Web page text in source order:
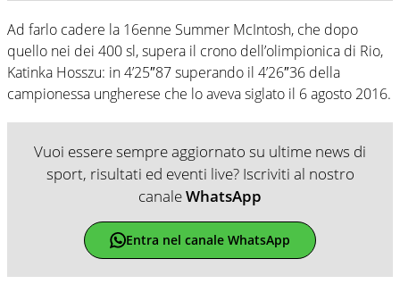
Ad farlo cadere la 16enne Summer McIntosh, che dopo
quello nei dei 400 sl, supera il crono dell’olimpionica di Rio,
Katinka Hosszu: in 4’25″87 superando il 4’26″36 della
campionessa ungherese che lo aveva siglato il 6 agosto 2016.
Vuoi essere sempre aggiornato su ultime news di
sport, risultati ed eventi live? Iscriviti al nostro
canaleWhatsApp
Entra nel canale WhatsApp